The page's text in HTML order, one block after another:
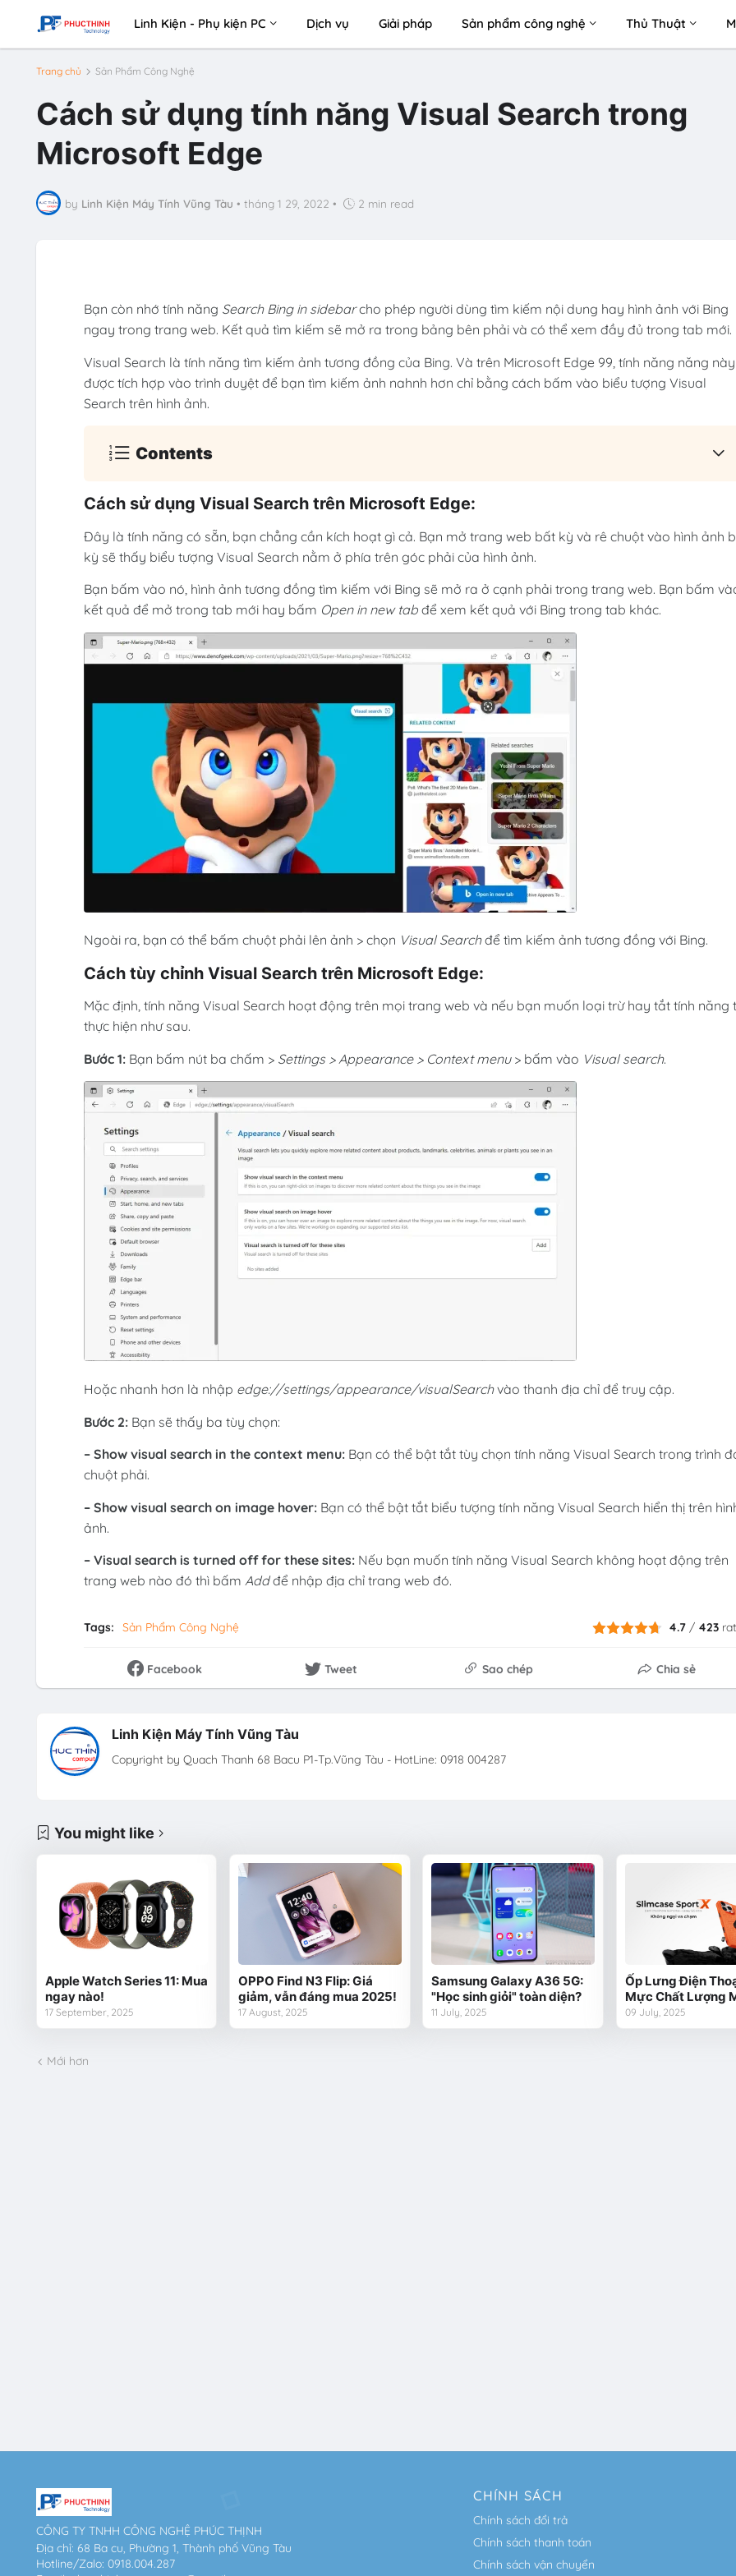
Linh Kiện - Phụ kiện PC Dịch vụ Giải pháp Sản phẩm công nghệ Thủ Thuật
Trang chủ Sản Phẩm Công Nghệ
Cách sử dụng tính năng Visual Search trong
Microsoft Edge
by Linh Kiện Máy Tính Vũng Tàu • tháng 1 29, 2022 • 2 min read
Bạn còn nhớ tính năng Search Bing in sidebarcho phép người dùng tìm kiếm nội dung hay hình ảnh với Bing
ngay trong trang web. Kết quả tìm kiếm sẽ mở ra trong bảng bên phải và có thể xem đầy đủ trong tab mới.
Visual Search là tính năng tìm kiếm ảnh tương đồng của Bing. Và trên Microsoft Edge 99, tính năng năng này
được tích hợp vào trình duyệt để bạn tìm kiếm ảnh nahnh hơn chỉ bằng cách bấm vào biểu tượng Visual
Search trên hình ảnh.
Contents
Cách sử dụng Visual Search trên Microsoft Edge:
Đây là tính năng có sẵn, bạn chẳng cần kích hoạt gì cả. Bạn mở trang web bất kỳ và rê chuột vào hình ảnh
kỳ sẽ thấy biểu tượng Visual Search nằm ở phía trên góc phải của hình ảnh.
Bạn bấm vào nó, hình ảnh tương đồng tìm kiếm với Bing sẽ mở ra ở cạnh phải trong trang web. Bạn bấm
kết quả để mở trong tab mới hay bấm Open in new tabđể xem kết quả với Bing trong tab khác.
Ngoài ra, bạn có thể bấm chuột phải lên ảnh > chọn Visual Searchđể tìm kiếm ảnh tương đồng với Bing.
Cách tùy chỉnh Visual Search trên Microsoft Edge:
Mặc định, tính năng Visual Search hoạt động trên mọi trang web và nếu bạn muốn loại trừ hay tắt tính năng
thực hiện như sau.
Bước 1:Bạn bấm nút ba chấm > Settings > Appearance > Context menu> bấm vào Visual search.
Hoặc nhanh hơn là nhập edge://settings/appearance/visualSearchvào thanh địa chỉ để truy cập.
Bước 2:Bạn sẽ thấy ba tùy chọn:
– Show visual search in the context menu:Bạn có thể bật tắt tùy chọn tính năng Visual Search trong trình
chuột phải.
– Show visual search on image hover:Bạn có thể bật tắt biểu tượng tính năng Visual Search hiển thị trên
ảnh.
– Visual search is turned off for these sites:Nếu bạn muốn tính năng Visual Search không hoạt động trên
trang web nào đó thì bấm Addđể nhập địa chỉ trang web đó.
Tags: Sản Phẩm Công Nghệ 4.7 / 423
Facebook Tweet Sao chép Chia sẻ
Linh Kiện Máy Tính Vũng Tàu
Copyright by Quach Thanh 68 Bacu P1-Tp.Vũng Tàu - HotLine: 0918 004287
You might like
Apple Watch Series 11: Mua
ngay nào!
17 September, 2025
OPPO Find N3 Flip: Giá
giảm, vẫn đáng mua 2025!
17 August, 2025
Samsung Galaxy A36 5G:
"Học sinh giỏi" toàn diện?
11 July, 2025
Ốp Lưng Điện
Mực Chất Lượng
09 July, 2025
Mới hơn
CÔNG TY TNHH CÔNG NGHỆ PHÚC THỊNH
Địa chỉ: 68 Ba cu, Phường 1, Thành phố Vũng Tàu
Hotline/Zalo: 0918.004.287
CHÍNH SÁCH
Chính sách đổi trả
Chính sách thanh toán
Chính sách vận chuyển